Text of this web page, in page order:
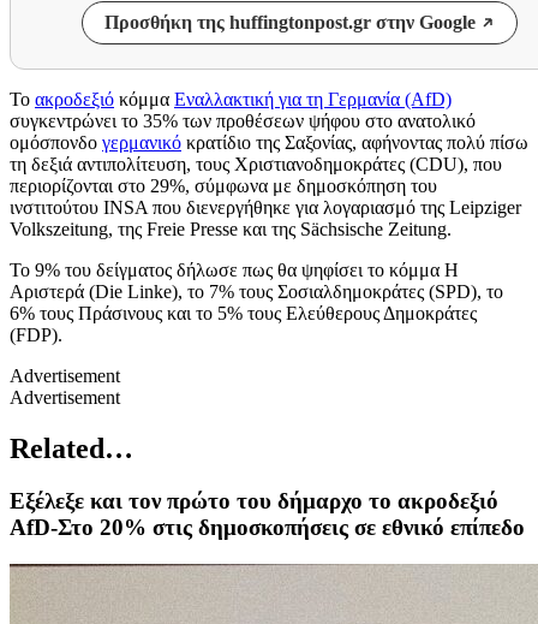
Προσθήκη της huffingtonpost.gr στην Google
Το ακροδεξιό κόμμα Εναλλακτική για τη Γερμανία (AfD)
συγκεντρώνει το 35% των προθέσεων ψήφου στο ανατολικό
ομόσπονδο γερμανικό κρατίδιο της Σαξονίας, αφήνοντας πολύ πίσω
τη δεξιά αντιπολίτευση, τους Χριστιανοδημοκράτες (CDU), που
περιορίζονται στο 29%, σύμφωνα με δημοσκόπηση του
ινστιτούτου INSA που διενεργήθηκε για λογαριασμό της Leipziger
Volkszeitung, της Freie Presse και της Sächsische Zeitung.
Το 9% του δείγματος δήλωσε πως θα ψηφίσει το κόμμα Η
Αριστερά (Die Linke), το 7% τους Σοσιαλδημοκράτες (SPD), το
6% τους Πράσινους και το 5% τους Ελεύθερους Δημοκράτες
(FDP).
Advertisement
Advertisement
Related…
Εξέλεξε και τον πρώτο του δήμαρχο το ακροδεξιό
AfD-Στο 20% στις δημοσκοπήσεις σε εθνικό επίπεδο